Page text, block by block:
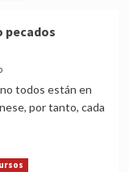
pecados
todos están en
por tanto, cada